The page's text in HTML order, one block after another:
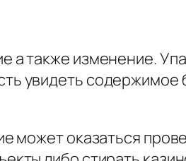
а также изменение.
увидеть содержимое
может оказаться